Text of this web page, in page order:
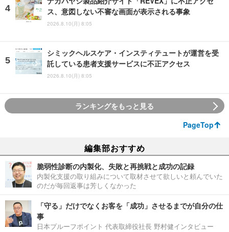
ス、意図しない不審な画面が表示される事象
2026.8.10(月) 8:05
シミックヘルスケア・インスティテュートが運営を受
託している患者支援サービスに不正アクセス
2026.8.10(月) 8:05
ランキングをもっと見る
PageTop
編集部おすすめ
脆弱性診断の内製化、失敗と再挑戦と成功の記録
内製化支援の取り組みについて取材させて欲しいと頼んでいた
のだが毎回返事は芳しくなかった
「守る」だけでなくお客を「成功」させるまでが自分の仕
事
日本プルーフポイント 代表取締役社長 野村健インタビュー